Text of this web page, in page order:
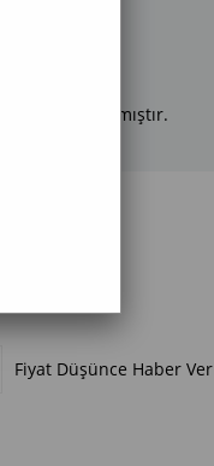
kalmamıştır.
Fiyat Düşünce Haber Ver